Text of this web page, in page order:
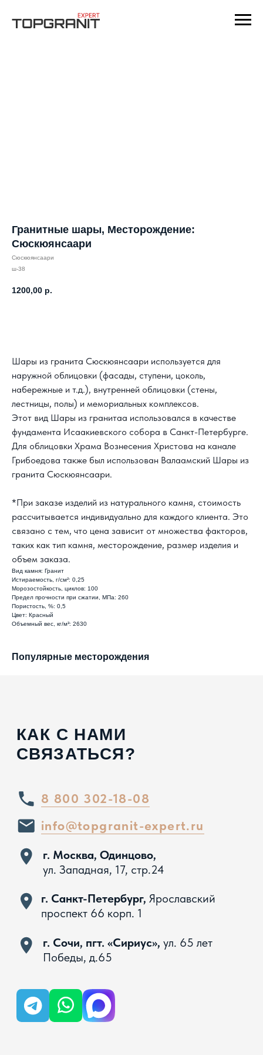
Гранитные шары, Месторождение:
Сюскюянсаари
Сюскюянсаари
ш-38
1200,00 р.
Шары из гранита Сюскюянсаари используется для
наружной облицовки (фасады, ступени, цоколь,
набережные и т.д.), внутренней облицовки (стены,
лестницы, полы) и мемориальных комплексов.
Этот вид Шары из гранитаа использовался в качестве
фундамента Исаакиевского собора в Санкт-Петербурге.
Для облицовки Храма Вознесения Христова на канале
Грибоедова также был использован Валаамский Шары из
гранита Сюскюянсаари.
*При заказе изделий из натурального камня, стоимость
рассчитывается индивидуально для каждого клиента. Это
связано с тем, что цена зависит от множества факторов,
таких как тип камня, месторождение, размер изделия и
объем заказа.
Вид камня: Гранит
Истираемость, г/см²: 0,25
Морозостойкость, циклов: 100
Предел прочности при сжатии, МПа: 260
Пористость, %: 0,5
Цвет: Красный
Объемный вес, кг/м³: 2630
Популярные месторождения
КАК С НАМИ
СВЯЗАТЬСЯ?
info@topgranit-expert.ru
8 800 302-18-08
г. Москва, Одинцово,
ул. Западная, 17, стр.24